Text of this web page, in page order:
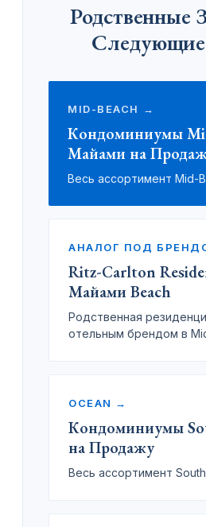
Родственные
MID-BEACH →
Кондоминиумы
Майами на
Весь ассортимент Mid-
АНАЛОГ ПОД
Ritz-Carlton
Майами Beach
Родственная
отельным брендом в
OCEAN →
Кондоминиумы
на Продажу
Весь ассортимент